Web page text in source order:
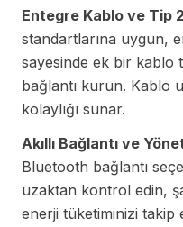
Entegre Kablo ve Tip
standartlarına uygun,
sayesinde ek bir kablo
bağlantı kurun. Kablo
kolaylığı sunar.
Akıllı Bağlantı ve
Bluetooth bağlantı
uzaktan kontrol edin,
enerji tüketiminizi takip